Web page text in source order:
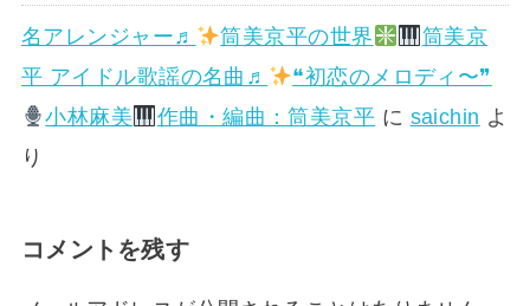
名アレンジャー♬ 筒美京平の世界
筒美京
平 アイドル歌謡の名曲♬
❝初恋のメロディ〜❞
小林麻美
作曲・編曲：筒美京平 に saichin よ
り
コメントを残す